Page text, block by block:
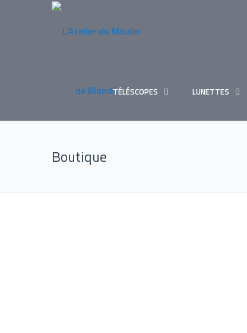
TÉLÉSCOPES LUNETTES
Boutique